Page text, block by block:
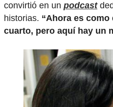
convirtió en un podcast
historias. “Ahora es
cuarto, pero aquí hay un